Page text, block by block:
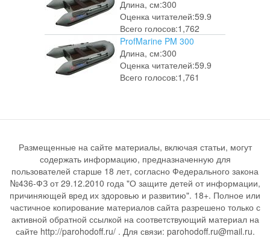
Длина, см:300
Оценка читателей:59.9
Всего голосов:1,762
ProfMarine PM 300
Длина, см:300
Оценка читателей:59.9
Всего голосов:1,761
Размещенные на сайте материалы, включая статьи, могут
содержать информацию, предназначенную для
пользователей старше 18 лет, согласно Федерального закона
№436-ФЗ от 29.12.2010 года "О защите детей от информации,
причиняющей вред их здоровью и развитию". 18+. Полное или
частичное копирование материалов сайта разрешено только с
активной обратной ссылкой на соответствующий материал на
сайте http://parohodoff.ru/ . Для связи: parohodoff.ru@mail.ru.